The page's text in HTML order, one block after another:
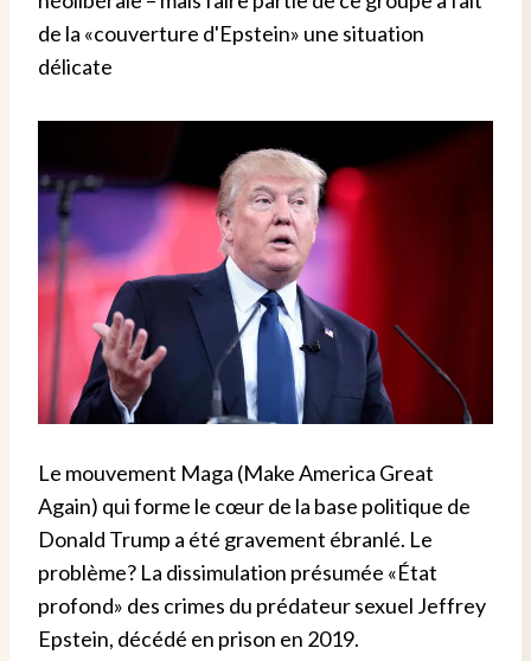
de la «couverture d'Epstein» une situation
délicate
Le mouvement Maga (Make America Great
Again) qui forme le cœur de la base politique de
Donald Trump a été gravement ébranlé. Le
problème? La dissimulation présumée «État
profond» des crimes du prédateur sexuel Jeffrey
Epstein, décédé en prison en 2019.